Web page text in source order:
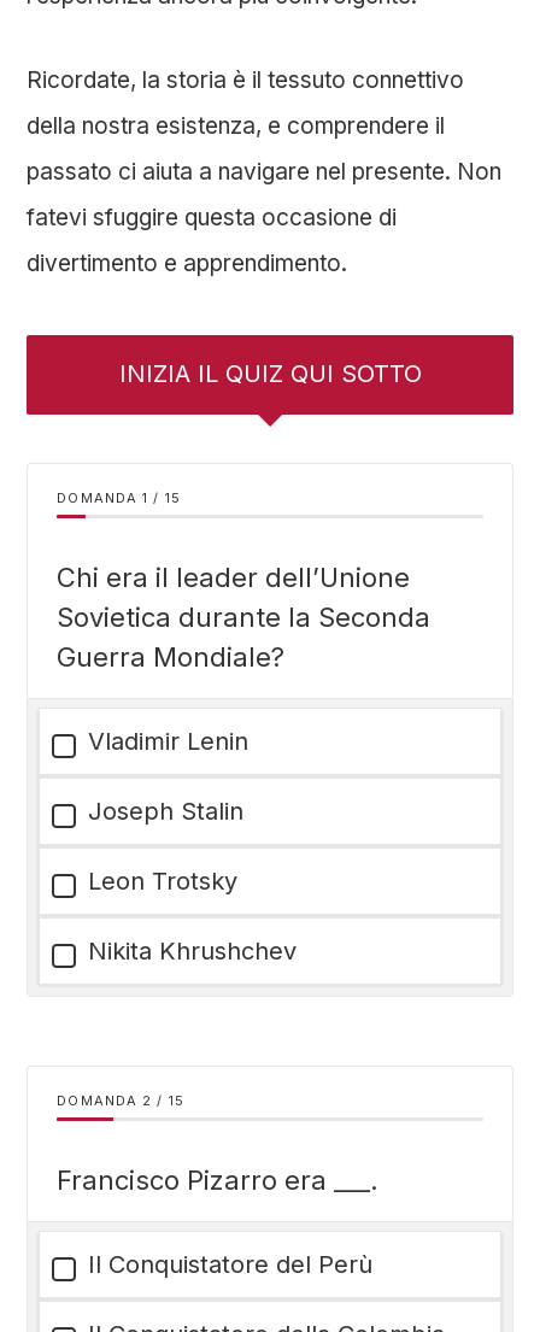
Ricordate, la storia è il tessuto connettivo
della nostra esistenza, e comprendere il
passato ci aiuta a navigare nel presente. Non
fatevi sfuggire questa occasione di
divertimento e apprendimento.
INIZIA IL QUIZ QUI SOTTO
DOMANDA / 15
Chi era il leader dell’Unione
Sovietica durante la Seconda
Guerra Mondiale?
Vladimir Lenin
Joseph Stalin
Leon Trotsky
Nikita Khrushchev
DOMANDA / 15
Francisco Pizarro era ___.
Il Conquistatore del Perù